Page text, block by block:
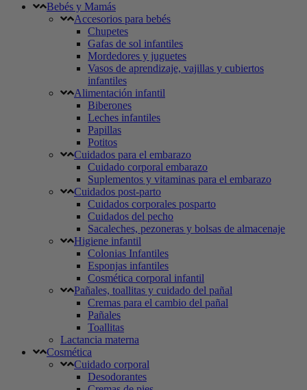
Bebés y Mamás
Accesorios para bebés
Chupetes
Gafas de sol infantiles
Mordedores y juguetes
Vasos de aprendizaje, vajillas y cubiertos
infantiles
Alimentación infantil
Biberones
Leches infantiles
Papillas
Potitos
Cuidados para el embarazo
Cuidado corporal embarazo
Suplementos y vitaminas para el embarazo
Cuidados post-parto
Cuidados corporales posparto
Cuidados del pecho
Sacaleches, pezoneras y bolsas de almacenaje
Higiene infantil
Colonias Infantiles
Esponjas infantiles
Cosmética corporal infantil
Pañales, toallitas y cuidado del pañal
Cremas para el cambio del pañal
Pañales
Toallitas
Lactancia materna
Cosmética
Cuidado corporal
Desodorantes